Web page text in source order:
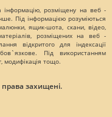
інформацію, розміщену на веб -
Під інформацією розуміються
ящик-шота, скани, відео,
розміщених на веб -
відкритого для індексації
Під використанням
модифікація тощо.
захищені.